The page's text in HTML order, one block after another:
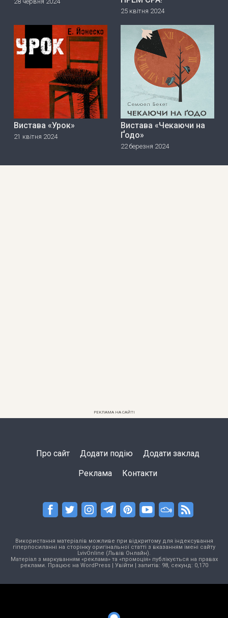
25 квітня 2024
Вистава «Урок»
21 квітня 2024
Вистава «Чекаючи на
Ґодо»
22 березня 2024
РЕКЛАМА НА САЙТІ
Про сайт Додати подію Додати заклад
Реклама Контакти
Використання матеріалів можливе при відкритому для індексування
гіперпосиланні на сторінку оригінальної статті з вказанням імені сайту
LvivOnline (Львів Онлайн).
Матеріал з маркуванням «реклама» та «промоція» публікується на правах
реклами. Працює на WordPress| Увійти | запитів: 98, секунд: 0,170